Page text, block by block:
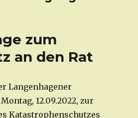
zum
an den Rat
Langenhagener
12.09.2022, zur
Katastrophenschutzes